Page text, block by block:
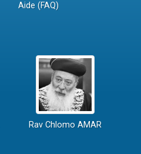
Aide (FAQ)
Rav Chlomo AMAR